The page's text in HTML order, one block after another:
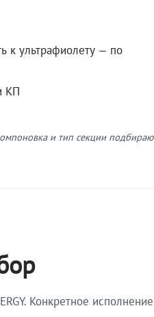
к ультрафиолету — по
КП
и тип секции
Конкретное